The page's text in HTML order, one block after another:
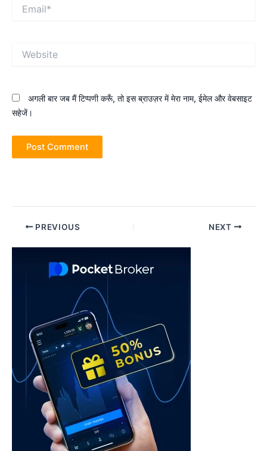
अगली बार जब मैं टिप्पणी करूँ, तो इस ब्राउज़र में मेरा नाम, ईमेल और वेबसाइट
सहेजें।
Post PREVIOUS NEXT